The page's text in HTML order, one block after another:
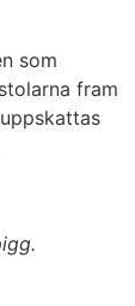
som
fram